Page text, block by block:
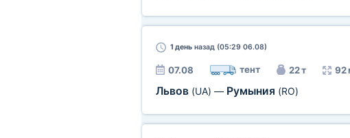
1 деньназад (05:29 06.08)
07.08 тент 22 т 92
Львов (UA) — Румыния (RO)